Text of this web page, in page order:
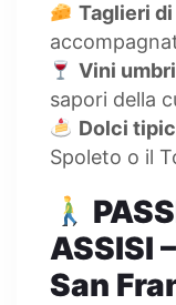
Taglieri
Vini
sapori della
Dolci
Spoleto o il
ASSISI
San